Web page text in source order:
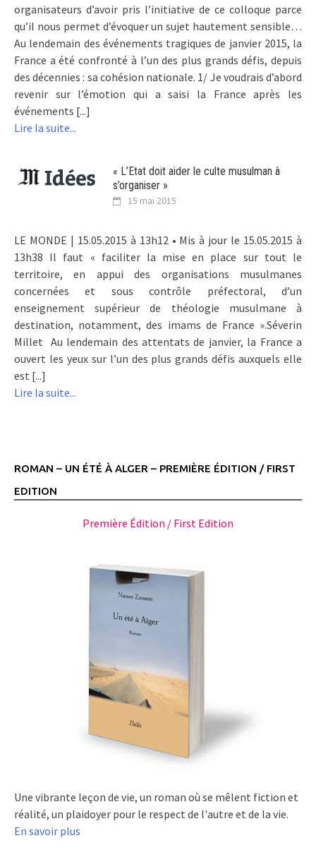
organisateurs d’avoir pris l’initiative de ce colloque parce
qu’il nous permet d’évoquer un sujet hautement sensible…
Au lendemain des événements tragiques de janvier 2015, la
France a été confronté à l’un des plus grands défis, depuis
des décennies : sa cohésion nationale. 1/ Je voudrais d’abord
revenir sur l’émotion qui a saisi la France après les
événements [...]
Lire la suite...
« L’Etat doit aider le culte musulman à
s’organiser »
15 mai 2015
LE MONDE | 15.05.2015 à 13h12 • Mis à jour le 15.05.2015 à
13h38 Il faut « faciliter la mise en place sur tout le
territoire, en appui des organisations musulmanes
concernées et sous contrôle préfectoral, d’un
enseignement supérieur de théologie musulmane à
destination, notamment, des imams de France ».Séverin
Millet Au lendemain des attentats de janvier, la France a
ouvert les yeux sur l’un des plus grands défis auxquels elle
est [...]
Lire la suite...
ROMAN – UN ÉTÉ À ALGER – PREMIÈRE ÉDITION / FIRST
EDITION
Première Édition / First Edition
Une vibrante leçon de vie, un roman où se mêlent fiction et
réalité, un plaidoyer pour le respect de l'autre et de la vie.
En savoir plus